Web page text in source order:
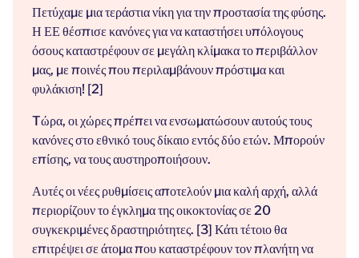
Πετύχαμε μια τεράστια νίκη για την προστασία της φύσης.
Η ΕΕ θέσπισε κανόνες για να καταστήσει υπόλογους
όσους καταστρέφουν σε μεγάλη κλίμακα το περιβάλλον
μας, με ποινές που περιλαμβάνουν πρόστιμα και
φυλάκιση! [2]
Tώρα, οι χώρες πρέπει να ενσωματώσουν αυτούς τους
κανόνες στο εθνικό τους δίκαιο εντός δύο ετών. Μπορούν
επίσης, να τους αυστηροποιήσουν.
Αυτές οι νέες ρυθμίσεις αποτελούν μια καλή αρχή, αλλά
περιορίζουν το έγκλημα της οικοκτονίας σε 20
συγκεκριμένες δραστηριότητες. [3] Κάτι τέτοιο θα
επιτρέψει σε άτομα που καταστρέφουν τον πλανήτη να